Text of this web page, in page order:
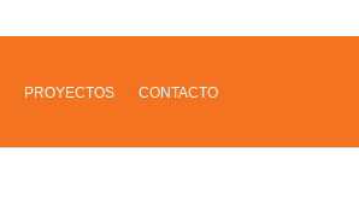
PROYECTOS CONTACTO